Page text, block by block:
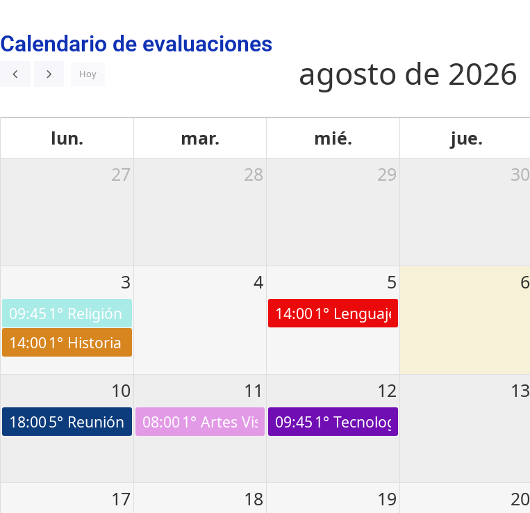
Calendario de evaluaciones
Hoy agosto de 2026
lun. mar. mié. jue.
27
28 29 30
3
09:45 1° Religión
14:00 1° Historia
4 5
14:00 1° Lenguaje
6
10
18:005° Reunión de apoderados
11
08:00 1° Artes Visuales
12
09:45 1° Tecnología
13
17 18 19 20